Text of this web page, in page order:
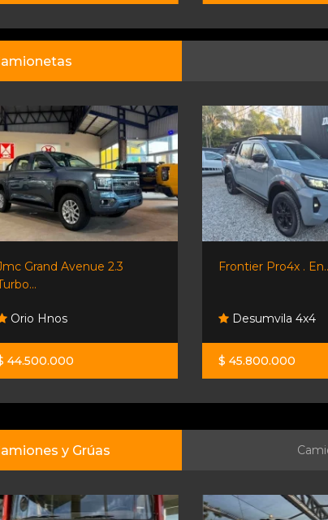
Grand Avenue 2.3
Orio Hnos
44.500.000
Frontier Pro4x .
Desumvila 4x4
$ 45.800.000
y Grúas